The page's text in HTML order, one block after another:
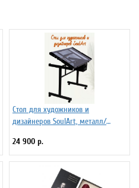
Стол для художников и
дизайнеров SoulArt, металл/
24 900 р.